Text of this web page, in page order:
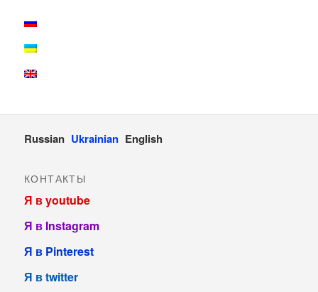
Russian Ukrainian English
КОНТАКТЫ
Я в youtube
Я в Instagram
Я в Pinterest
Я в twitter